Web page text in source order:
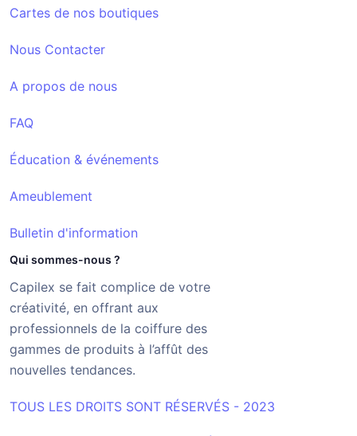
Cartes de nos boutiques
Nous Contacter
A propos de nous
FAQ
Éducation & événements
Ameublement
Bulletin d'information
Qui sommes-nous ?
Capilex se fait complice de votre
créativité, en offrant aux
professionnels de la coiffure des
gammes de produits à l’affût des
nouvelles tendances.
TOUS LES DROITS SONT RÉSERVÉS - 2023